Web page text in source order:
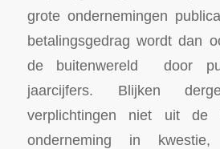
grote ondernemingen
betalingsgedrag wordt dan
de buitenwereld door
jaarcijfers. Blijken
verplichtingen niet uit de
onderneming in